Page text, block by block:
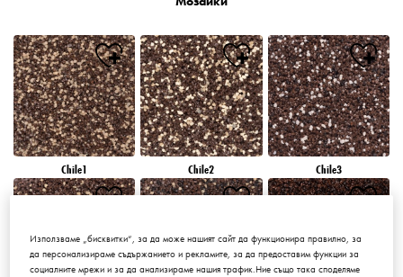
Chile1 Chile2 Chile3
Използваме „бисквитки“, за да може нашият сайт да функционира правилно, за
да персонализираме съдържанието и рекламите, за да предоставим функции за
социалните мрежи и за да анализираме нашия трафик.Ние също така споделяме